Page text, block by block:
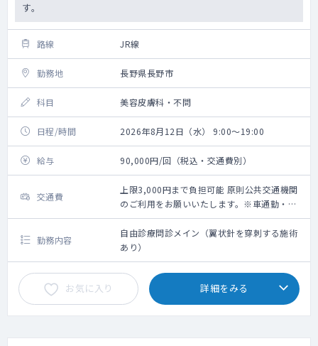
す。
路線 JR線
勤務地 長野県長野市
科目 美容皮膚科・不問
日程/時間 2026年8月12日（水） 9:00～19:00
給与 90,000円/回（税込・交通費別）
交通費
上限3,000円まで負担可能 原則公共交通機関
のご利用をお願いいたします。※車通勤・タ
クシー利用要相談
勤務内容
自由診療問診メイン（翼状針を穿刺する施術
あり）
お気に入り 詳細をみる